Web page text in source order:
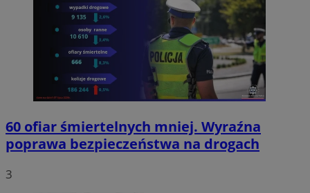
60 ofiar śmiertelnych mniej. Wyraźna
poprawa bezpieczeństwa na drogach
3